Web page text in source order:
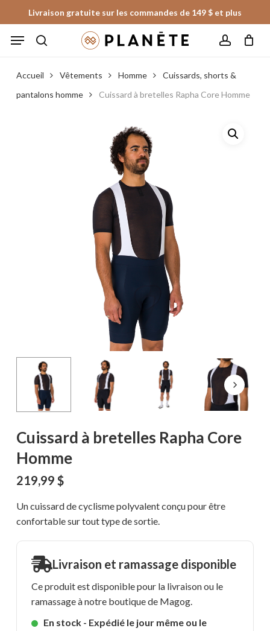
to
main
Livraison gratuite sur les commandes de 149 $ et plus
Menu
Fermer
le
panier
Accueil Vêtements Homme
Cuissards, shorts &
pantalons homme
Cuissard à bretelles Rapha Core Homme
Cuissard à bretelles Rapha Core
Homme
219,99 $
Un cuissard de cyclisme polyvalent conçu pour être
confortable sur tout type de sortie.
Livraison et ramassage disponible
Ce produit est disponible pour la livraison ou le
ramassage à notre boutique de Magog.
En stock - Expédié le jour même ou le